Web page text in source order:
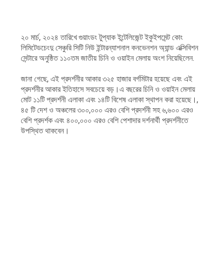
একটি
উদ্ধৃতি
অনুরোধ
করুন
২০ মার্চ, ২০২৪ তারিখে গুয়াংডং টুপ্যাক ইন্টেলিজেন্ট ইকুইপমেন্ট কোং
লিমিটেডচেংদু সেঞ্চুরি সিটি নিউ ইন্টারন্যাশনাল কনভেনশন অ্যান্ড এক্সিবিশন
সেন্টারে অনুষ্ঠিত ১১০তম জাতীয় চিনি ও ওয়াইন মেলায় অংশ নিয়েছিলেন.
জানা গেছে, এই প্রদর্শনীর আকার ৩২৫ হাজার বর্গমিটার হয়েছে এবং এই
প্রদর্শনীর আকার ইতিহাসে সবচেয়ে বড়।এ বছরের চিনি ও ওয়াইন মেলায়
মোট ১১টি প্রদর্শনী এলাকা এবং ১৪টি বিশেষ এলাকা স্থাপন করা হয়েছে।,
৪৫ টি দেশ ও অঞ্চলের ৩০০,০০০ এরও বেশি প্রদর্শনী সহ ৬,৬০০ এরও
বেশি প্রদর্শক এবং ৪০০,০০০ এরও বেশি পেশাদার দর্শনার্থী প্রদর্শনীতে
উপস্থিত থাকবেন।